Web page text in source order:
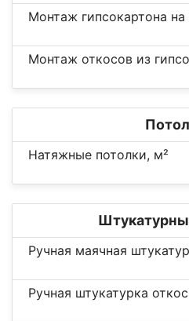
Монтаж гипсокартона на
Монтаж откосов из
Натяжные потолки, м²
Ручная маячная
Ручная штукатурка